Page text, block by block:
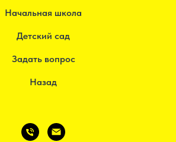
Начальная школа
Детский сад
Задать вопрос
Назад